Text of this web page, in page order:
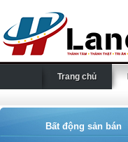
Trang chủ
Bất động sản bán